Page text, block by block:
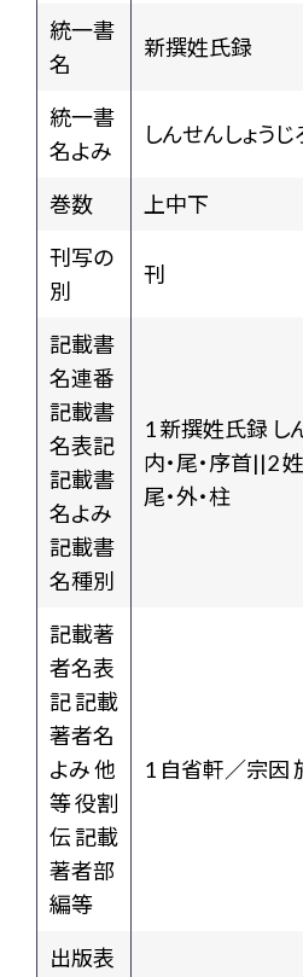
統一書
名
新撰姓氏録
統一書
名よみ
しんせんしょうじ
巻数
上中下
刊写の
別
刊
記載書
名連番
記載書
名表記
記載書
名よみ
記載書
名種別
1 新撰姓氏録 し
内・尾・序首||2
尾・外・柱
記載著
者名表
記 記載
著者名
よみ 他
等 役割
伝 記載
著者部
編等
1 自省軒／宗因
出版表